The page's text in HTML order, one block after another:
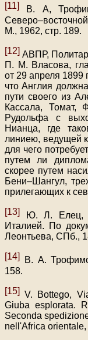
[11]
В. А,
М., 1962, стр. 189.
[12] АВПР,
П. М. Власова,
от 29 апреля 1899
что Англия
пути своего из
Кассала, Томат,
Рудольфа с
Нианца, где
линиею, ведущей
для чего
путем ли
скорее путем
Бени–Шангул,
прилегающих к
[13]
Ю. Л. Елец,
Италией. По
Леонтьева, СПб.,
[14]
В. А.
158.
[15] V. Воttegо,
Giuba esplorata.
Seconda
nell'Africa